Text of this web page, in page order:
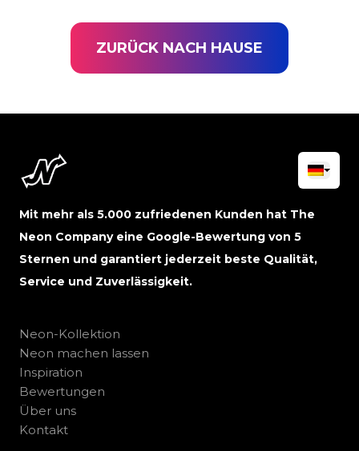
ZURÜCK NACH HAUSE
Mit mehr als 5.000 zufriedenen Kunden hat The
Neon Company eine Google-Bewertung von 5
Sternen und garantiert jederzeit beste Qualität,
Service und Zuverlässigkeit.
Neon-Kollektion
Neon machen lassen
Inspiration
Bewertungen
Über uns
Kontakt